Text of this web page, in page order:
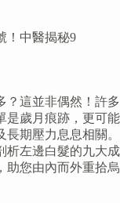
！中醫揭秘9
？這並非偶然！許多
是歲月痕跡，更可能
期壓力息息相關。
析左邊白髮的九大成
助您由內而外重拾烏